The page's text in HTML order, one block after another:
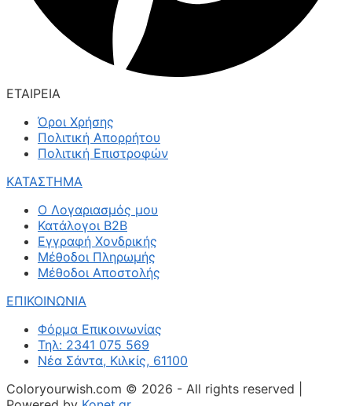
ΕΤΑΙΡΕΙΑ
Όροι Χρήσης
Πολιτική Απορρήτου
Πολιτική Επιστροφών
ΚΑΤΑΣΤΗΜΑ
Ο Λογαριασμός μου
Κατάλογοι B2B
Εγγραφή Χονδρικής
Μέθοδοι Πληρωμής
Μέθοδοι Αποστολής
ΕΠΙΚΟΙΝΩΝΙΑ
Φόρμα Επικοινωνίας
Τηλ: 2341 075 569
Νέα Σάντα, Κιλκίς, 61100
Coloryourwish.com © 2026 - All rights reserved |